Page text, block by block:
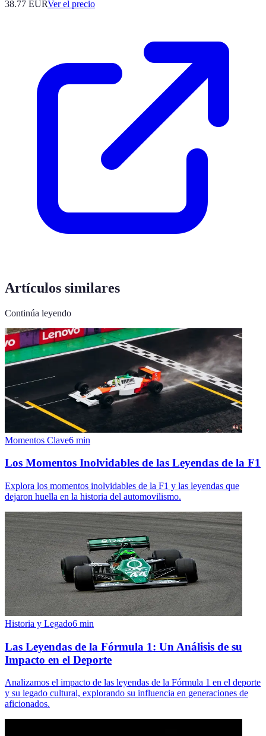
38.77 EURVer el precio
Artículos similares
Continúa leyendo
Momentos Clave6 min
Los Momentos Inolvidables de las Leyendas de la F1
Explora los momentos inolvidables de la F1 y las leyendas que
dejaron huella en la historia del automovilismo.
Historia y Legado6 min
Las Leyendas de la Fórmula 1: Un Análisis de su
Impacto en el Deporte
Analizamos el impacto de las leyendas de la Fórmula 1 en el deporte
y su legado cultural, explorando su influencia en generaciones de
aficionados.